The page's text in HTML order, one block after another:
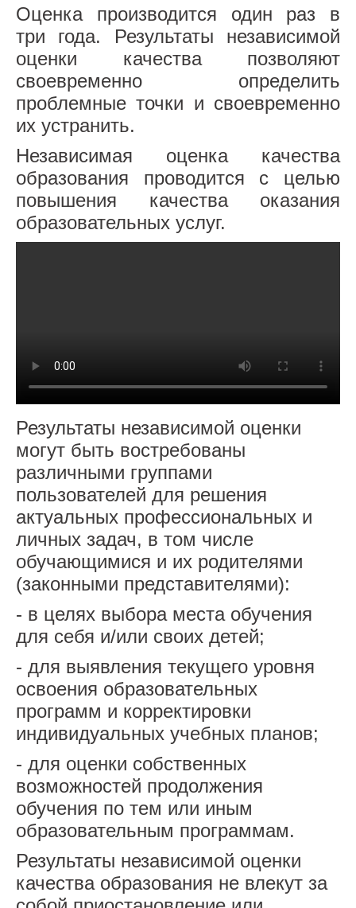
ЯБЛОЧКО
КАЛИНКА
Страницы педагогов
СТРАНИЦА ПЕДАГОГА-
ПСИХОЛОГА
СТРАНИЦА ИНСТРУКТОРА ПО ФК
СТРАНИЦА УЧИТЕЛЯ-ЛОГОПЕДА
Защита ПД
Оценка качества
Противодействие коррупции
Безопасность детей
Безопасность на дороге
Воспитатель года
Оценка производится один раз в
три года. Результаты независимой
оценки качества позволяют
своевременно определить
проблемные точки и своевременно
их устранить.
Независимая оценка качества
образования проводится с целью
повышения качества оказания
образовательных услуг.
Результаты независимой оценки
могут быть востребованы
различными группами
пользователей для решения
актуальных профессиональных и
личных задач, в том числе
обучающимися и их родителями
(законными представителями):
- в целях выбора места обучения
для себя и/или своих детей;
- для выявления текущего уровня
освоения образовательных
программ и корректировки
индивидуальных учебных планов;
- для оценки собственных
возможностей продолжения
обучения по тем или иным
образовательным программам.
Результаты независимой оценки
качества образования не влекут за